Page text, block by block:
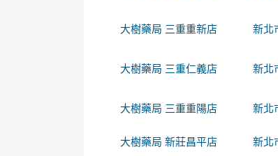
大樹藥局 三重重新店 新北
大樹藥局 三重仁義店 新北
大樹藥局 三重重陽店 新北
大樹藥局 新莊昌平店 新北